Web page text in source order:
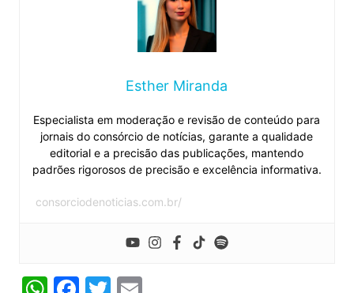
Esther Miranda
Especialista em moderação e revisão de conteúdo para
jornais do consórcio de notícias, garante a qualidade
editorial e a precisão das publicações, mantendo
padrões rigorosos de precisão e excelência informativa.
consorciodenoticias.com.br/